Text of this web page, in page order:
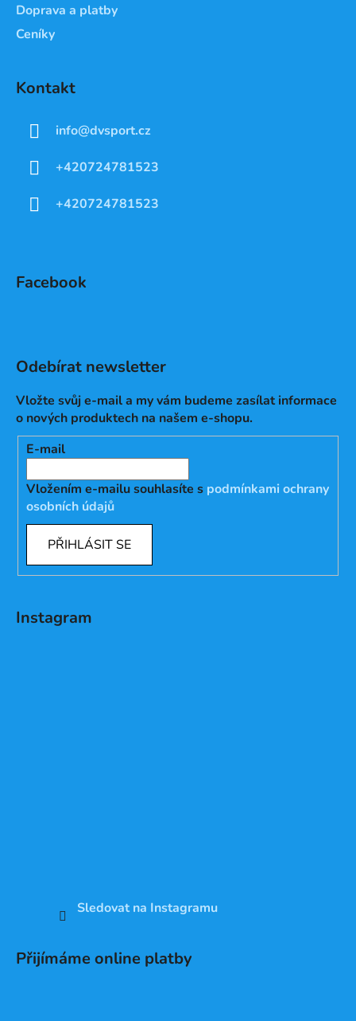
Doprava a platby
Ceníky
Kontakt
info@dvsport.cz
+420724781523
+420724781523
Facebook
Odebírat newsletter
Vložte svůj e-mail a my vám budeme zasílat informace
o nových produktech na našem e-shopu.
E-mail
Vložením e-mailu souhlasíte s podmínkami ochrany
osobních údajů
PŘIHLÁSIT SE
Instagram
Sledovat na Instagramu
Přijímáme online platby